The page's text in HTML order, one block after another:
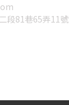
段81巷65弄11號